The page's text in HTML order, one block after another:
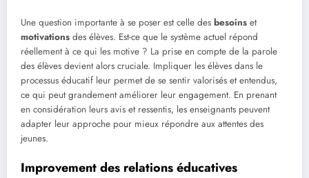
Une question importante à se poser est celle des besoins et
motivations des élèves. Est-ce que le système actuel répond
réellement à ce qui les motive ? La prise en compte de la parole
des élèves devient alors cruciale. Impliquer les élèves dans le
processus éducatif leur permet de se sentir valorisés et entendus,
ce qui peut grandement améliorer leur engagement. En prenant
en considération leurs avis et ressentis, les enseignants peuvent
adapter leur approche pour mieux répondre aux attentes des
jeunes.
Improvement des relations éducatives